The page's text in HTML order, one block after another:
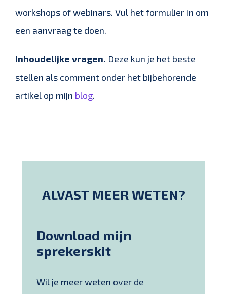
workshops of webinars. Vul het formulier in om
een aanvraag te doen.
Inhoudelijke vragen. Deze kun je het beste
stellen als comment onder het bijbehorende
artikel op mijn blog.
ALVAST MEER WETEN?
Download mijn
sprekerskit
Wil je meer weten over de